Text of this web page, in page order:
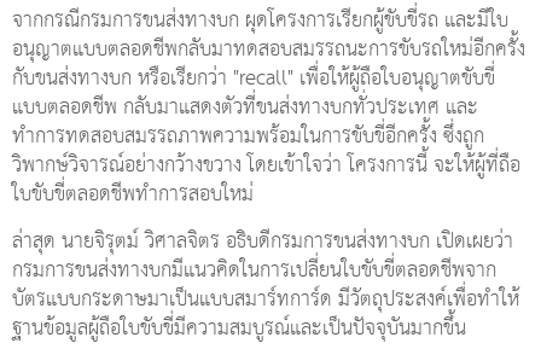
จากกรณีกรมการขนส่งทางบก ผุดโครงการเรียกผู้ขับขี่รถ และมีใบ
อนุญาตแบบตลอดชีพกลับมาทดสอบสมรรถนะการขับรถใหม่อีกครั้ง
กับขนส่งทางบก หรือเรียกว่า "recall" เพื่อให้ผู้ถือใบอนุญาตขับขี่
แบบตลอดชีพ กลับมาแสดงตัวที่ขนส่งทางบกทั่วประเทศ และ
ทำการทดสอบสมรรถภาพความพร้อมในการขับขี่อีกครั้ง ซึ่งถูก
วิพากษ์วิจารณ์อย่างกว้างขวาง โดยเข้าใจว่า โครงการนี้ จะให้ผู้ที่ถือ
ใบขับขี่ตลอดชีพทำการสอบใหม่
ล่าสุด นายจิรุตม์ วิศาลจิตร อธิบดีกรมการขนส่งทางบก เปิดเผยว่า
กรมการขนส่งทางบกมีแนวคิดในการเปลี่ยนใบขับขี่ตลอดชีพจาก
บัตรแบบกระดาษมาเป็นแบบสมาร์ทการ์ด มีวัตถุประสงค์เพื่อทำให้
ฐานข้อมูลผู้ถือใบขับขี่มีความสมบูรณ์และเป็นปัจจุบันมากขึ้น